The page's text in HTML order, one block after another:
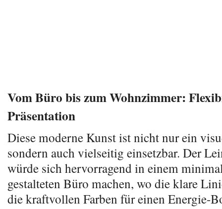
Vom Büro bis zum Wohnzimmer:
Präsentation
Diese moderne Kunst ist nicht nur ein
sondern auch vielseitig einsetzbar. Der
würde sich hervorragend in einem
gestalteten Büro machen, wo die klare
die kraftvollen Farben für einen Energie-